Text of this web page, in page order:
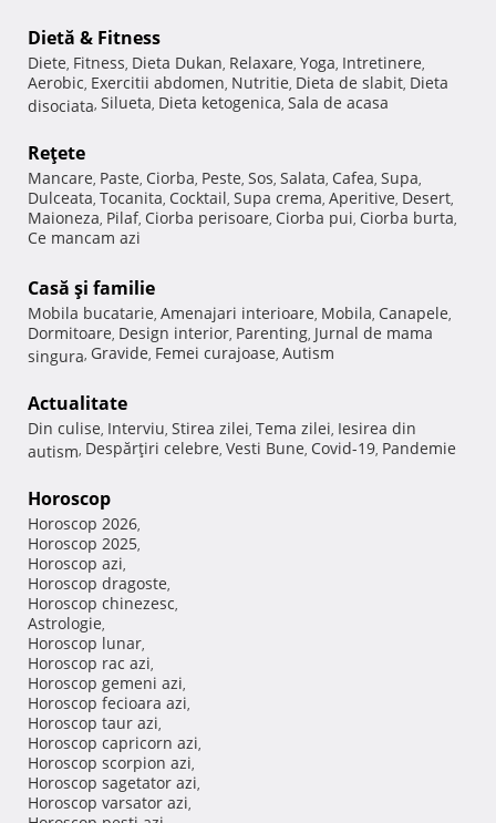
Dietă & Fitness
Diete, Fitness, Dieta Dukan, Relaxare, Yoga, Intretinere,
Aerobic, Exercitii abdomen, Nutritie, Dieta de slabit, Dieta
disociata, Silueta, Dieta ketogenica, Sala de acasa
Reţete
Mancare, Paste, Ciorba, Peste, Sos, Salata, Cafea, Supa,
Dulceata, Tocanita, Cocktail, Supa crema, Aperitive, Desert,
Maioneza, Pilaf, Ciorba perisoare, Ciorba pui, Ciorba burta,
Ce mancam azi
Casă şi familie
Mobila bucatarie, Amenajari interioare, Mobila, Canapele,
Dormitoare, Design interior, Parenting, Jurnal de mama
singura, Gravide, Femei curajoase, Autism
Actualitate
Din culise, Interviu, Stirea zilei, Tema zilei, Iesirea din
autism, Despărţiri celebre, Vesti Bune, Covid-19, Pandemie
Horoscop
Horoscop 2026,
Horoscop 2025,
Horoscop azi,
Horoscop dragoste,
Horoscop chinezesc,
Astrologie,
Horoscop lunar,
Horoscop rac azi,
Horoscop gemeni azi,
Horoscop fecioara azi,
Horoscop taur azi,
Horoscop capricorn azi,
Horoscop scorpion azi,
Horoscop sagetator azi,
Horoscop varsator azi,